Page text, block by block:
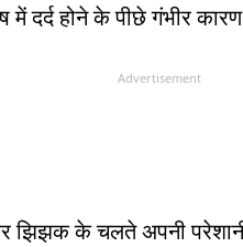
में दर्द होने के पीछे गंभीर
Advertisement
झिझक के चलते अपनी